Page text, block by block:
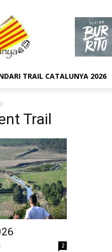
TRAIL CATALUNYA 2026
Trail
2